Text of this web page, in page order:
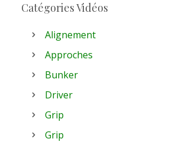
Catégories Vidéos
Alignement
Approches
Bunker
Driver
Grip
Grip